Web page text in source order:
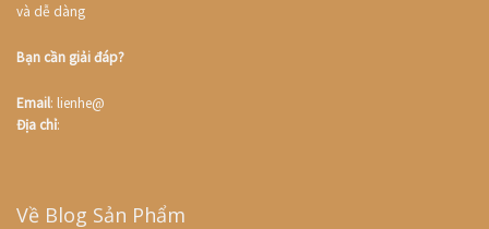
và dễ dàng
Bạn cần giải đáp?
Email: lienhe@
Địa chỉ:
Về Blog Sản Phẩm